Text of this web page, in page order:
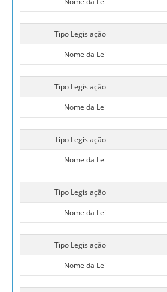
Tipo Legislação
Nome da Lei
Tipo Legislação
Nome da Lei
Tipo Legislação
Nome da Lei
Tipo Legislação
Nome da Lei
Tipo Legislação
Nome da Lei